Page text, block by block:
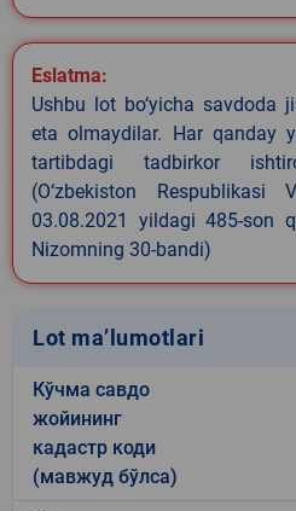
Eslatma:
Ushbu lot bo‘yicha savdoda
eta olmaydilar. Har qanday
tartibdagi tadbirkor
(O‘zbekiston Respublikasi
03.08.2021 yildagi 485-son
Nizomning 30-bandi)
Lot ma’lumotlari
Кўчма савдо
жойининг
кадастр коди
(мавжуд бўлса)